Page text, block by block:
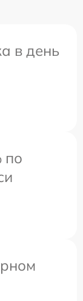
в день
по